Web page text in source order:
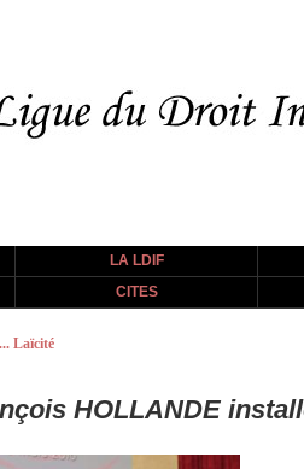
LA LDIF
CITES
Laïcité
HOLLANDE